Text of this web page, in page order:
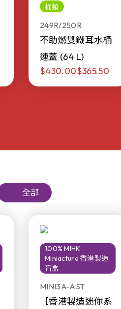
桶類
249R/250R
不助燃雙鐵耳水桶
連蓋 (64 L)
$430.00$365.50
全部
100% MIHK
Miniacture 香港製造
盲盒
MINI3A-AST
【香港製造迷你系